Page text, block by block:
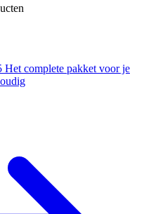
Het complete pakket voor je